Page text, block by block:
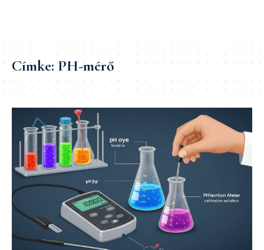
Címke:PH-mérő